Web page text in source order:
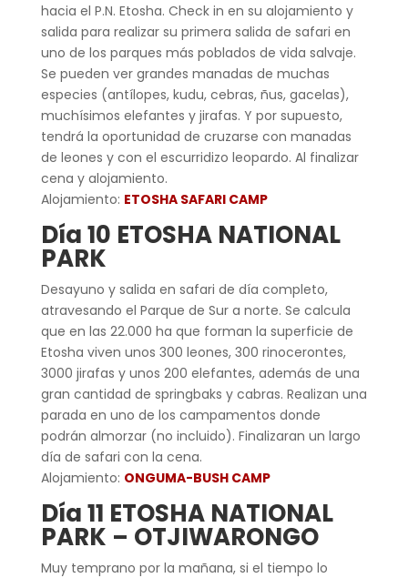
hacia el P.N. Etosha. Check in en su alojamiento y
salida para realizar su primera salida de safari en
uno de los parques más poblados de vida salvaje.
Se pueden ver grandes manadas de muchas
especies (antílopes, kudu, cebras, ñus, gacelas),
muchísimos elefantes y jirafas. Y por supuesto,
tendrá la oportunidad de cruzarse con manadas
de leones y con el escurridizo leopardo. Al finalizar
cena y alojamiento.
Alojamiento: ETOSHA SAFARI CAMP
Día 10 ETOSHA NATIONAL
PARK
Desayuno y salida en safari de día completo,
atravesando el Parque de Sur a norte. Se calcula
que en las 22.000 ha que forman la superficie de
Etosha viven unos 300 leones, 300 rinocerontes,
3000 jirafas y unos 200 elefantes, además de una
gran cantidad de springbaks y cabras. Realizan una
parada en uno de los campamentos donde
podrán almorzar (no incluido). Finalizaran un largo
día de safari con la cena.
Alojamiento: ONGUMA-BUSH CAMP
Día 11 ETOSHA NATIONAL
PARK – OTJIWARONGO
Muy temprano por la mañana, si el tiempo lo